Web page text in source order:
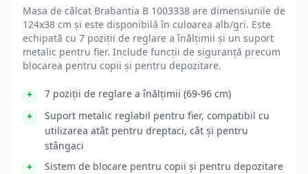
Masa de călcat Brabantia B 1003338 are dimensiunile de
124x38 cm și este disponibilă în culoarea alb/gri. Este
echipată cu 7 poziții de reglare a înălțimii și un suport
metalic pentru fier. Include funcții de siguranță precum
blocarea pentru copii și pentru depozitare.
7 poziții de reglare a înălțimii (69-96 cm)
Suport metalic reglabil pentru fier, compatibil cu
utilizarea atât pentru dreptaci, cât și pentru
stângaci
Sistem de blocare pentru copii și pentru depozitare